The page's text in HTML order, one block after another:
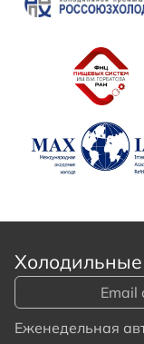
Холодильные
Еженедельная